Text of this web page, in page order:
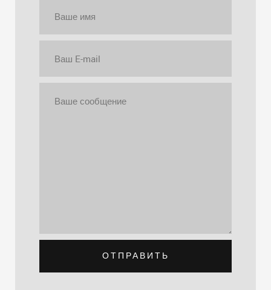
ОТПРАВИТЬ